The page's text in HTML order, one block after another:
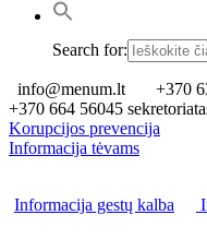
Search for:
info@menum.lt
+370
+370 664 56045
Korupcijos prevencija
Informacija tėvams
Informacija gestų kalba